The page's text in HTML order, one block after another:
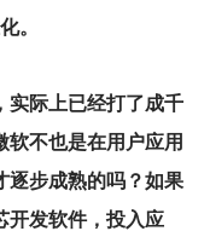
。
实际上已经打了成千
软不也是在用户应用
逐步成熟的吗？如果
开发软件，投入应